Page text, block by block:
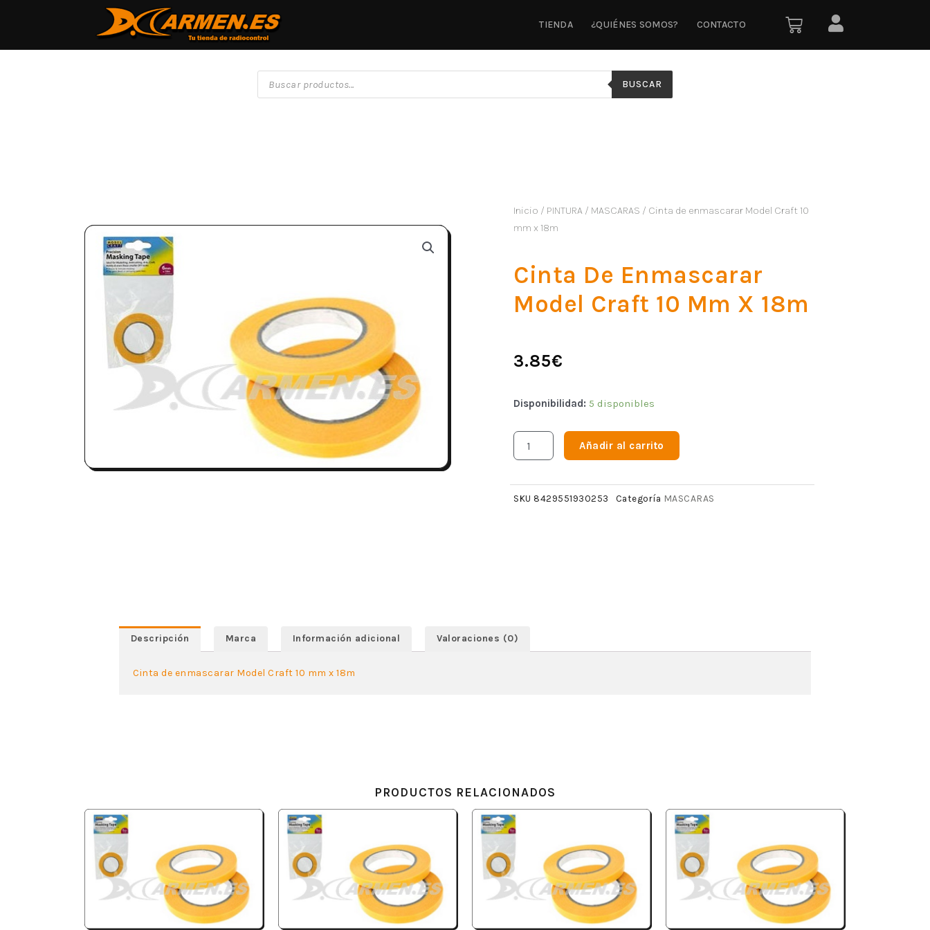
TIENDA ¿QUIÉNES SOMOS? CONTACTO
BUSCAR
Inicio / PINTURA / MASCARAS / Cinta de enmascarar Model Craft 10
mm x 18m
Cinta De Enmascarar
Model Craft 10 Mm X 18m
3.85€
Disponibilidad: 5 disponibles
Añadir al carrito
SKU 8429551930253 Categoría MASCARAS
Descripción Marca Información adicional Valoraciones (0)
Cinta de enmascarar Model Craft 10 mm x 18m
PRODUCTOS RELACIONADOS